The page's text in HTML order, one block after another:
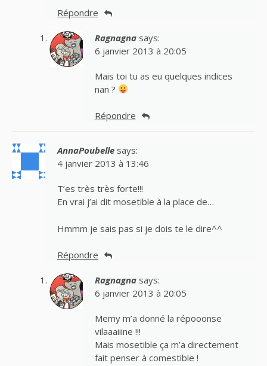
Répondre
Ragnagna says:
6 janvier 2013 à 20:05
Mais toi tu as eu quelques indices
nan ?
Répondre
AnnaPoubelle says:
4 janvier 2013 à 13:46
T’es très très forte!!!
En vrai j’ai dit mosetible à la place de…
Hmmm je sais pas si je dois te le dire^^
Répondre
Ragnagna says:
6 janvier 2013 à 20:05
Memy m’a donné la répooonse
vilaaaiiine !!!
Mais mosetible ça m’a directement
fait penser à comestible !